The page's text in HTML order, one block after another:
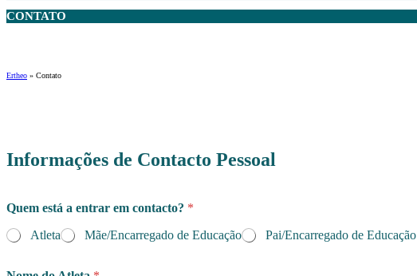
CONTATO
Ertheo » Contato
Informações de Contacto Pessoal
Quem está a entrar em contacto? *
Atleta
Mãe/Encarregado de Educação Pai/Encarregado de Educação